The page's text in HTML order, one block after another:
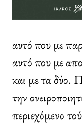
αυτό που με
αυτό που με
και με τα δύο.
την
περιεχόμενο